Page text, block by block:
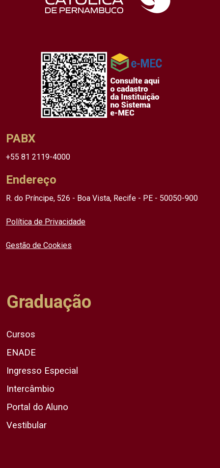
PABX
+55 81 2119-4000
Endereço
R. do Príncipe, 526 - Boa Vista, Recife - PE - 50050-900
Política de Privacidade
Gestão de Cookies
Graduação
Cursos
ENADE
Ingresso Especial
Intercâmbio
Portal do Aluno
Vestibular